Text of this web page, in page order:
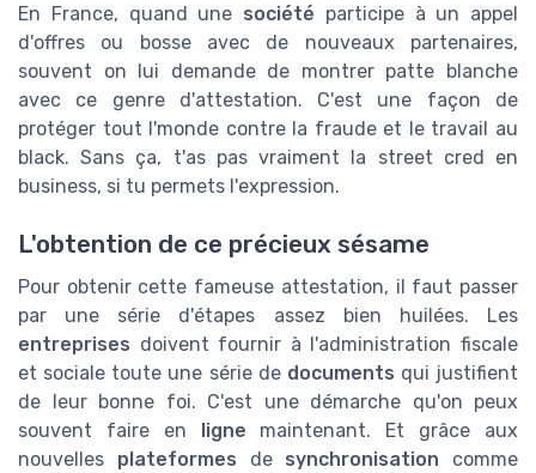
En France, quand une société participe à un appel
d'offres ou bosse avec de nouveaux partenaires,
souvent on lui demande de montrer patte blanche
avec ce genre d'attestation. C'est une façon de
protéger tout l'monde contre la fraude et le travail au
black. Sans ça, t'as pas vraiment la street cred en
business, si tu permets l'expression.
L'obtention de ce précieux sésame
Pour obtenir cette fameuse attestation, il faut passer
par une série d'étapes assez bien huilées. Les
entreprises doivent fournir à l'administration fiscale
et sociale toute une série de documents qui justifient
de leur bonne foi. C'est une démarche qu'on peux
souvent faire en ligne maintenant. Et grâce aux
nouvelles plateformes de synchronisation comme